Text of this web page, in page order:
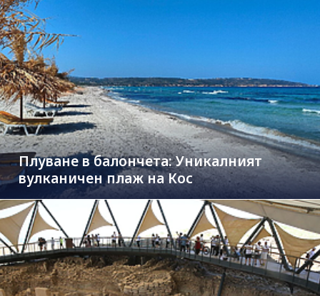
Плуване в балончета: Уникалният
вулканичен плаж на Кос